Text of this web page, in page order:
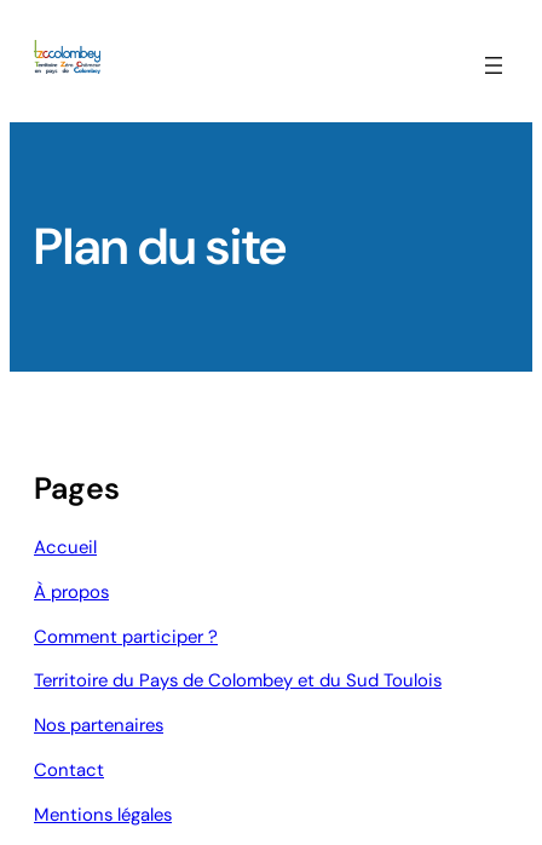
content
Plan du site
Pages
Accueil
À propos
Comment participer ?
Territoire du Pays de Colombey et du Sud Toulois
Nos partenaires
Contact
Mentions légales